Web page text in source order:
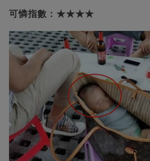
可憐指數：★★★★